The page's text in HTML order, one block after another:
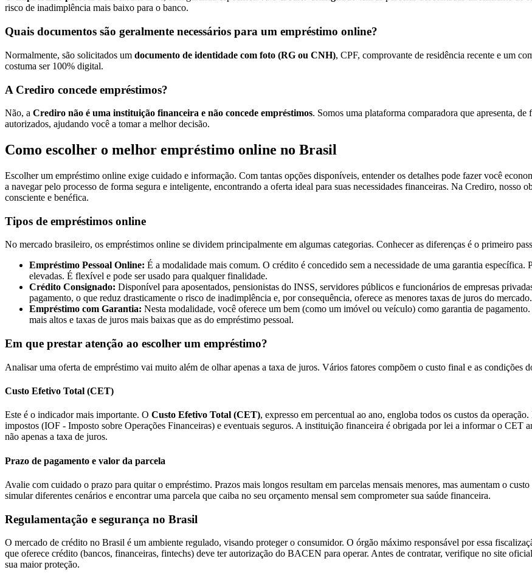
risco de inadimplência mais baixo para o banco.
Quais documentos são geralmente necessários para um empréstimo online?
Normalmente, são solicitados um documento de identidade com foto (RG ou CNH), CPF, comprovante de residência recente e um
costuma ser 100% digital.
A Crediro concede empréstimos?
Não, a Crediro não é uma instituição financeira e não concede empréstimos. Somos uma plataforma comparadora que apresenta,
autorizados, ajudando você a tomar a melhor decisão.
Como escolher o melhor empréstimo online no Brasil
Escolher um empréstimo online exige cuidado e informação. Com tantas opções disponíveis, entender os detalhes pode fazer você
a navegar pelo processo de forma segura e inteligente, encontrando a oferta ideal para suas necessidades financeiras. Na Crediro, nosso
consciente e benéfica.
Tipos de empréstimos online
No mercado brasileiro, os empréstimos online se dividem principalmente em algumas categorias. Conhecer as diferenças é o primeiro
Empréstimo Pessoal Online: É a modalidade mais comum. O crédito é concedido sem a necessidade de uma garantia
elevadas. É flexível e pode ser usado para qualquer finalidade.
Crédito Consignado: Disponível para aposentados, pensionistas do INSS, servidores públicos e funcionários de empresas
pagamento, o que reduz drasticamente o risco de inadimplência e, por consequência, oferece as menores taxas de juros do mercado.
Empréstimo com Garantia: Nesta modalidade, você oferece um bem (como um imóvel ou veículo) como garantia de
mais altos e taxas de juros mais baixas que as do empréstimo pessoal.
Em que prestar atenção ao escolher um empréstimo?
Analisar uma oferta de empréstimo vai muito além de olhar apenas a taxa de juros. Vários fatores compõem o custo final e as condições
Custo Efetivo Total (CET)
Este é o indicador mais importante. O Custo Efetivo Total (CET), expresso em percentual ao ano, engloba todos os custos da
impostos (IOF - Imposto sobre Operações Financeiras) e eventuais seguros. A instituição financeira é obrigada por lei a informar o CET
não apenas a taxa de juros.
Prazo de pagamento e valor da parcela
Avalie com cuidado o prazo para quitar o empréstimo. Prazos mais longos resultam em parcelas mensais menores, mas aumentam o
simular diferentes cenários e encontrar uma parcela que caiba no seu orçamento mensal sem comprometer sua saúde financeira.
Regulamentação e segurança no Brasil
O mercado de crédito no Brasil é um ambiente regulado, visando proteger o consumidor. O órgão máximo responsável por essa
que oferece crédito (bancos, financeiras, fintechs) deve ter autorização do BACEN para operar. Antes de contratar, verifique no site
sua maior proteção.